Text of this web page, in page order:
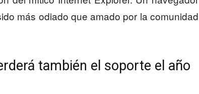
más odiado que amado por la comunidad
también el soporte el año